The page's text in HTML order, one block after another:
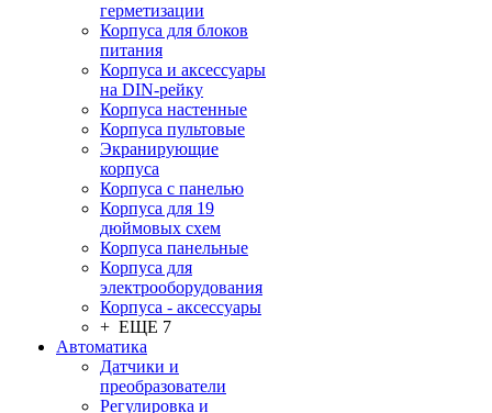
герметизации
Корпуса для блоков
питания
Корпуса и аксессуары
на DIN-рейку
Корпуса настенные
Корпуса пультовые
Экранирующие
корпуса
Корпуса с панелью
Корпуса для 19
дюймовых схем
Корпуса панельные
Корпуса для
электрооборудования
Корпуса - аксессуары
+ ЕЩЕ 7
Автоматика
Датчики и
преобразователи
Регулировка и